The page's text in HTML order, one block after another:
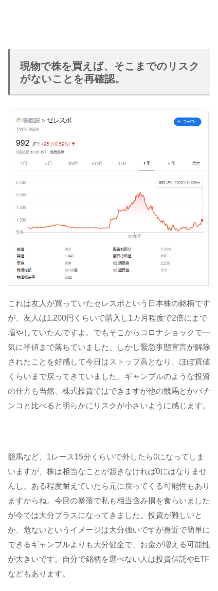
現物で株を買えば、そこまでのリスク
がないことを再確認。
これは友人が買っていたセレスポという日本株の銘柄です
が、友人は1,200円くらいで購入し1カ月程度で2倍にまで
増やしていたんですよ。でもそこからコロナショックで一
気に半値まで落ちていました。しかし緊急事態宣言が解除
されたことを好感して今日はストップ高となり、ほぼ買値
くらいまで戻ってきていました。ギャンブルのような投資
の仕方も当然、株式投資ではできますが他の競馬とかパチ
ンコと比べると明らかにリスクが小さいように感じます。
競馬など、1レース15分くらいで外したら0になってしま
いますが、株は相当なことが起きなければ0にはなりませ
んし、ある程度耐えていたら元に戻ってくる可能性もあり
ますからね。今回の暴落で私も相当含み損を食らいました
が今では大分プラスになってきました。投資が難しいと
か、危ないというイメージは大分強いですが身近で簡単に
できるギャンブルよりも大分健全で、お金が増える可能性
が大きいです。自分で銘柄を選べない人は投資信託やETF
などもあります。